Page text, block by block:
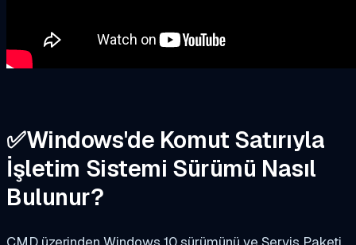
✅Windows'de Komut Satırıyla
İşletim Sistemi Sürümü Nasıl
Bulunur?
CMD üzerinden Windows 10 sürümünü ve Servis Paketi